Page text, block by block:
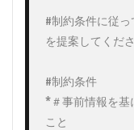
#制約条件に従
を提案してくださ
#制約条件
*＃事前情報を基
こと